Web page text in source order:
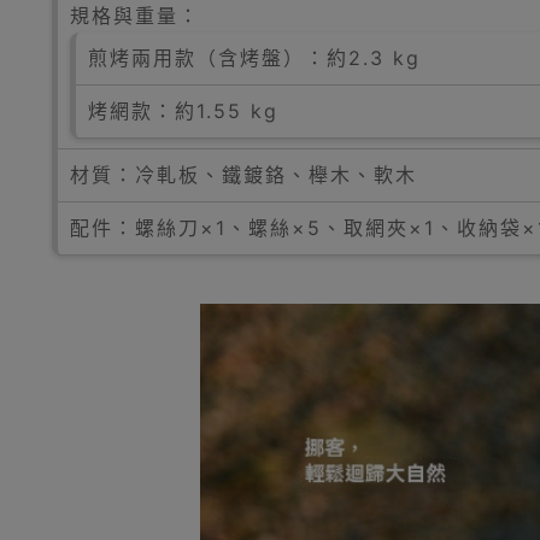
規格與重量：
煎烤兩用款（含烤盤）：約2.3 kg
烤網款：約1.55 kg
材質：冷軋板、鐵鍍鉻、櫸木、軟木
配件：螺絲刀×1、螺絲×5、取網夾×1、收納袋